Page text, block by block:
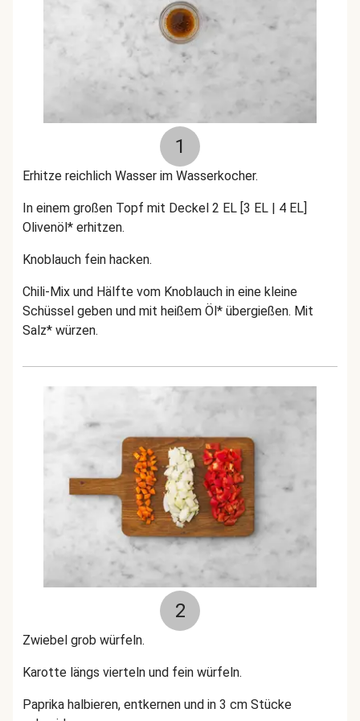
1
Erhitze reichlich Wasser im Wasserkocher.
In einem großen Topf mit Deckel 2 EL [3 EL | 4 EL]
Olivenöl* erhitzen.
Knoblauch fein hacken.
Chili-Mix und Hälfte vom Knoblauch in eine kleine
Schüssel geben und mit heißem Öl* übergießen. Mit
Salz* würzen.
2
Zwiebel grob würfeln.
Karotte längs vierteln und fein würfeln.
Paprika halbieren, entkernen und in 3 cm Stücke